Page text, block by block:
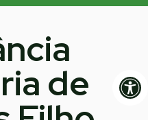
de